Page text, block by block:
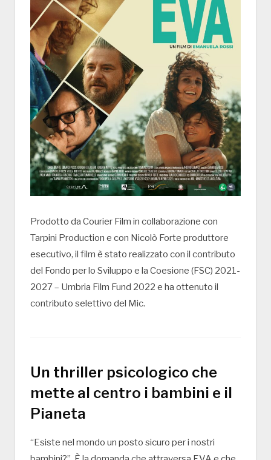
Prodotto da Courier Film in collaborazione con
Tarpini Production e con Nicolò Forte produttore
esecutivo, il film è stato realizzato con il contributo
del Fondo per lo Sviluppo e la Coesione (FSC) 2021-
2027 – Umbria Film Fund 2022 e ha ottenuto il
contributo selettivo del Mic.
Un thriller psicologico che
mette al centro i bambini e il
Pianeta
“Esiste nel mondo un posto sicuro per i nostri